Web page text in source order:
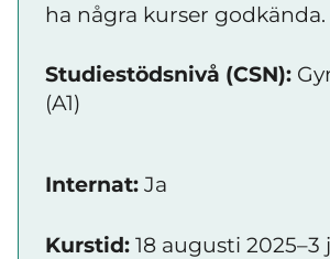
ha några kurser godkända.
Studiestödsnivå (CSN):
(A1)
Internat: Ja
Kurstid: 18 augusti 2025–3